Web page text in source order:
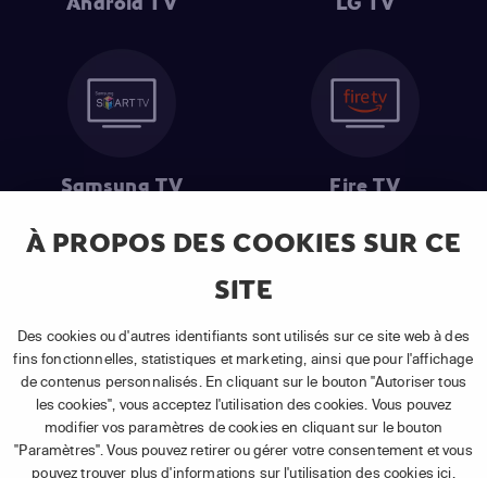
À PROPOS DES COOKIES SUR CE
SITE
Des cookies ou d'autres identifiants sont utilisés sur ce site web à des
fins fonctionnelles, statistiques et marketing, ainsi que pour l'affichage
de contenus personnalisés. En cliquant sur le bouton "Autoriser tous
les cookies", vous acceptez l'utilisation des cookies. Vous pouvez
modifier vos paramètres de cookies en cliquant sur le bouton
"Paramètres". Vous pouvez retirer ou gérer votre consentement et vous
pouvez trouver plus d'informations sur l'utilisation des cookies ici
Samsung TV Fire TV
souscription à un abonnement APP TV Basic.
(2) Prix de l'abonnement : TVA comprise, hors promotion, hors frais
uniques d'activation, hors frais de matériel et hors frais d'installation.
(3) Restart & Replay:Voir toutes les chaînes disposant de cette
fonctionnalité.